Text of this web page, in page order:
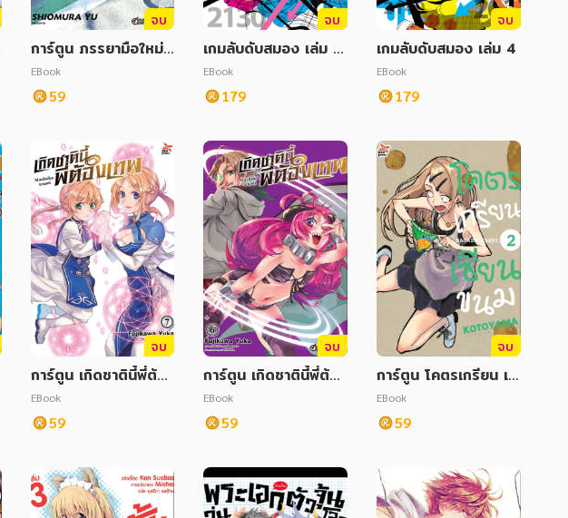
จบ
การ์ตูน ภรรยามือใหม่หั
วใจต๊ะติ๊งโหน่ง เล่ม 1
EBook
59
จบ
เกมลับดับสมอง เล่ม 6
(จบ)
EBook
179
จบ
เกมลับดับสมอง เล่ม 4
EBook
179
จบ
การ์ตูน เกิดชาตินี้พี่ต้อ
งเทพ เล่ม 7
EBook
59
จบ
การ์ตูน เกิดชาตินี้พี่ต้อ
งเทพ เล่ม 6
EBook
59
จบ
การ์ตูน โคตรเกรียน เซี
ยนขนม เล่ม 2
EBook
59